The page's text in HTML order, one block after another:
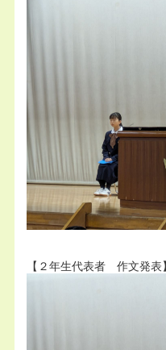
【２年生代表者 作文発表